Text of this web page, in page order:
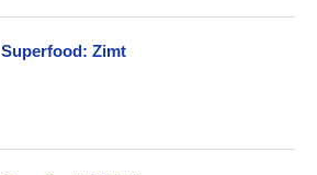
Superfood: Zimt